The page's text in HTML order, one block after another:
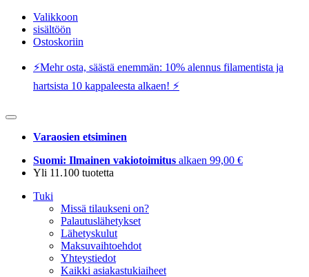
Valikkoon
sisältöön
Ostoskoriin
⚡️Mehr osta, säästä enemmän: 10% alennus filamentista ja
hartsista 10 kappaleesta alkaen! ⚡️
Varaosien etsiminen
Suomi: Ilmainen vakiotoimitus alkaen 99,00 €
Yli 11.100 tuotetta
Tuki
Missä tilaukseni on?
Palautuslähetykset
Lähetyskulut
Maksuvaihtoehdot
Yhteystiedot
Kaikki asiakastukiaiheet